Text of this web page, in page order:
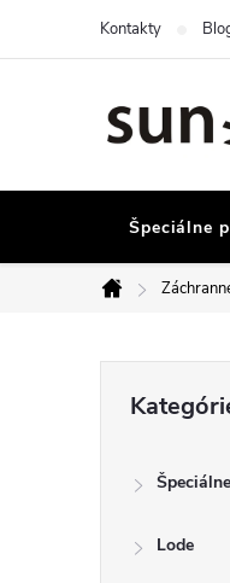
Kontakty
Špeciálne
Domov
kategórie
Lode